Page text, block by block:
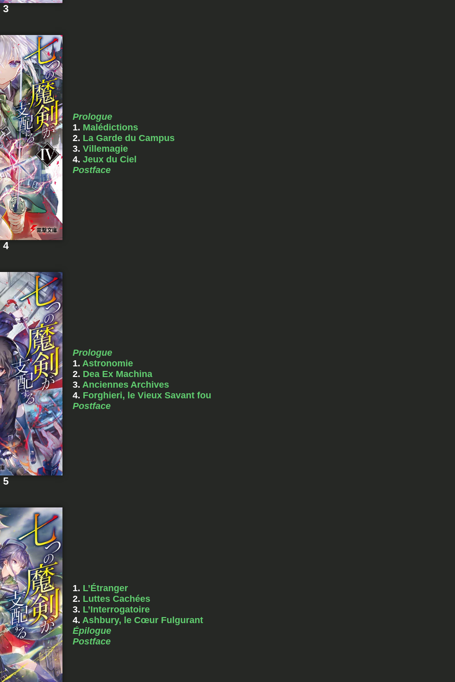
3
4
Prologue
1. Malédictions
2. La Garde du Campus
3.Villemagie
4.Jeux du Ciel
Postface
5
Prologue
1. Astronomie
2. Dea Ex Machina
3. Anciennes Archives
4. Forghieri, le Vieux Savant fou
Postface
1. L’Étranger
2. Luttes Cachées
3. L’Interrogatoire
4. Ashbury, le Cœur Fulgurant
Épilogue
Postface